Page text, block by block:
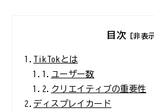
目次 [非表
1. TikTokとは
1.1.
ユーザー数
1.2.
クリエイティブの重要性
2.ディスプレイカード